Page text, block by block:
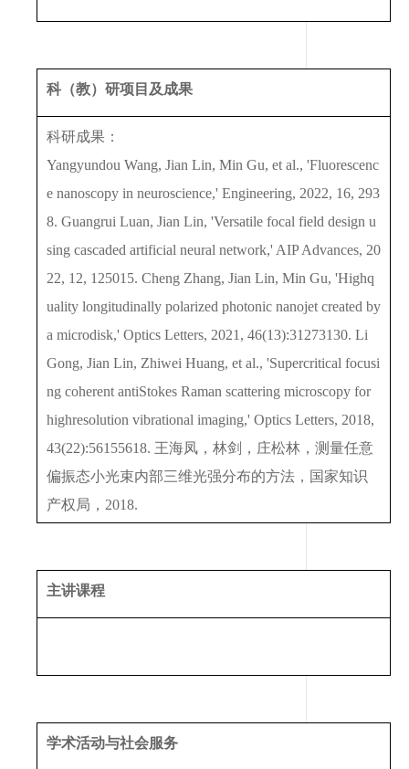
科（教）研项目及成果
科研成果：
Yangyundou Wang, Jian Lin, Min Gu, et al., 'Fluorescenc
e nanoscopy in neuroscience,' Engineering, 2022, 16, 293
8. Guangrui Luan, Jian Lin, 'Versatile focal field design u
sing cascaded artificial neural network,' AIP Advances, 20
22, 12, 125015. Cheng Zhang, Jian Lin, Min Gu, 'Highq
uality longitudinally polarized photonic nanojet created by
a microdisk,' Optics Letters, 2021, 46(13):31273130. Li
Gong, Jian Lin, Zhiwei Huang, et al., 'Supercritical focusi
ng coherent antiStokes Raman scattering microscopy for
highresolution vibrational imaging,' Optics Letters, 2018,
43(22):56155618. 王海凤，林剑，庄松林，测量任意
偏振态小光束内部三维光强分布的方法，国家知识
产权局，2018.
主讲课程
学术活动与社会服务